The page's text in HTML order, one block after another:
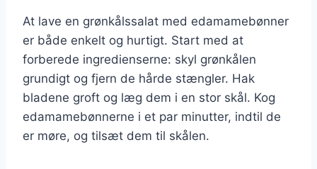
At lave en grønkålssalat med edamamebønner
er både enkelt og hurtigt. Start med at
forberede ingredienserne: skyl grønkålen
grundigt og fjern de hårde stængler. Hak
bladene groft og læg dem i en stor skål. Kog
edamamebønnerne i et par minutter, indtil de
er møre, og tilsæt dem til skålen.